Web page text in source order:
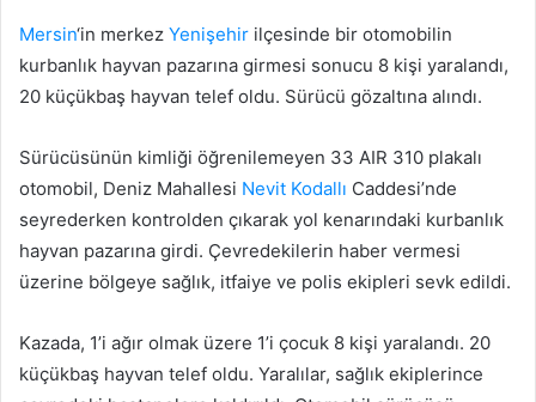
Mersin‘in merkez Yenişehir ilçesinde bir otomobilin
kurbanlık hayvan pazarına girmesi sonucu 8 kişi yaralandı,
20 küçükbaş hayvan telef oldu. Sürücü gözaltına alındı.
Sürücüsünün kimliği öğrenilemeyen 33 AIR 310 plakalı
otomobil, Deniz Mahallesi Nevit Kodallı Caddesi’nde
seyrederken kontrolden çıkarak yol kenarındaki kurbanlık
hayvan pazarına girdi. Çevredekilerin haber vermesi
üzerine bölgeye sağlık, itfaiye ve polis ekipleri sevk edildi.
Kazada, 1’i ağır olmak üzere 1’i çocuk 8 kişi yaralandı. 20
küçükbaş hayvan telef oldu. Yaralılar, sağlık ekiplerince